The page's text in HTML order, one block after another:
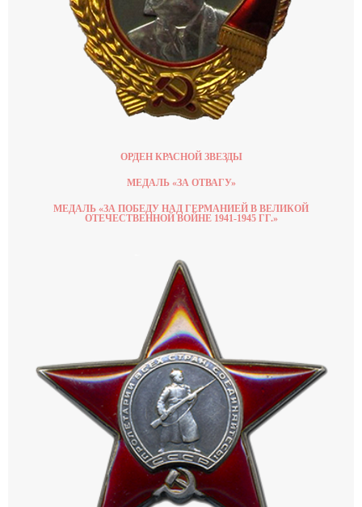
ОРДЕН КРАСНОЙ ЗВЕЗДЫ
МЕДАЛЬ «ЗА ОТВАГУ»
МЕДАЛЬ «ЗА ПОБЕДУ НАД ГЕРМАНИЕЙ В ВЕЛИКОЙ
ОТЕЧЕСТВЕННОЙ ВОЙНЕ 1941-1945 ГГ.»